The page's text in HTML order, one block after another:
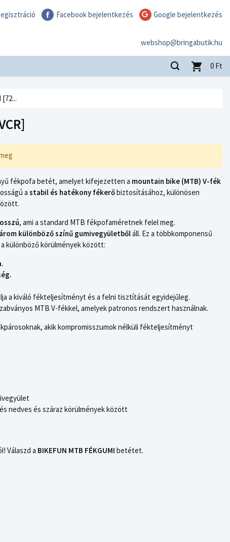
Facebook bejelentkezés Google bejelentkezés
webshop@bringabutik.hu
0 Ft
fékpofa betét, amelyet kifejezetten a mountain bike (MTB) V-fék
a stabil és hatékony fékerőbiztosításához, különösen
, ami a standard MTB fékpofaméretnek felel meg.
különböző színű gumivegyületbőláll. Ez a többkomponensű
különböző körülmények között:
a kiváló fékteljesítményt és a felni tisztítását egyidejűleg.
MTB V-fékkel, amelyek patronos rendszert használnak.
akik kompromisszumok nélküli fékteljesítményt
nedves és száraz körülmények között
Válaszd a BIKEFUN MTB FÉKGUMI betétet.